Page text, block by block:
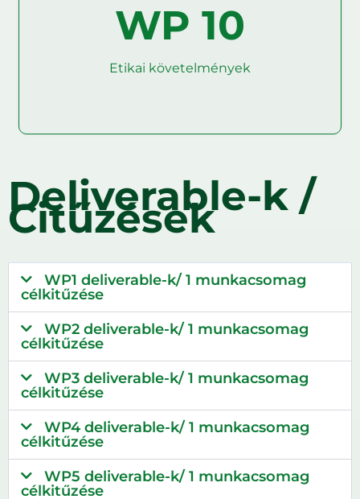
WP 10
Etikai követelmények
Deliverable-k /
Citűzések
WP1 deliverable-k/ 1 munkacsomag
célkitűzése
WP2 deliverable-k/ 1 munkacsomag
célkitűzése
WP3 deliverable-k/ 1 munkacsomag
célkitűzése
WP4 deliverable-k/ 1 munkacsomag
célkitűzése
WP5 deliverable-k/ 1 munkacsomag
célkitűzése